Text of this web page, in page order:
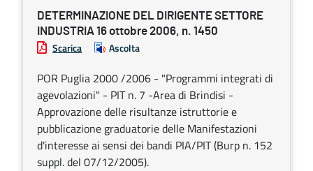
DETERMINAZIONE DEL DIRIGENTE SETTORE
INDUSTRIA 16 ottobre 2006, n. 1450
Scarica Ascolta
POR Puglia 2000 /2006 - "Programmi integrati di
agevolazioni" - PIT n. 7 -Area di Brindisi -
Approvazione delle risultanze istruttorie e
pubblicazione graduatorie delle Manifestazioni
d'interesse ai sensi dei bandi PIA/PIT (Burp n. 152
suppl. del 07/12/2005).